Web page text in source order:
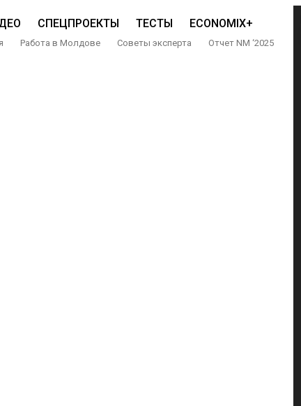
СПЕЦПРОЕКТЫ ТЕСТЫ ECONOMIX+
Работа в Молдове Советы эксперта Отчет NM ‘2025